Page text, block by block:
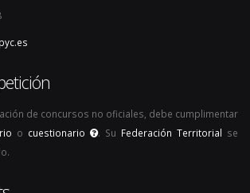
de concursos no oficiales, debe cumplimentar
o cuestionario . Su Federación Territorial se